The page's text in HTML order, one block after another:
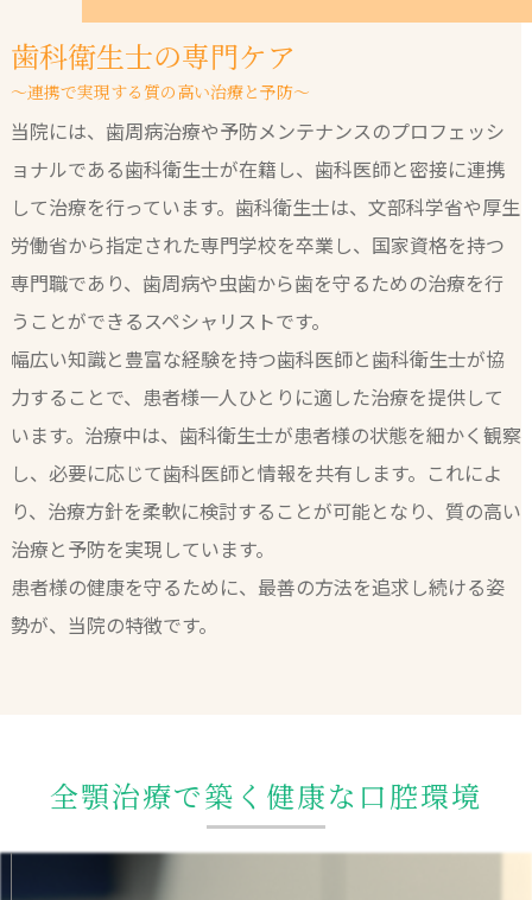
歯科衛生士の専門ケア
～連携で実現する質の高い治療と予防～
当院には、歯周病治療や予防メンテナンスのプロフェッシ
ョナルである歯科衛生士が在籍し、歯科医師と密接に連携
して治療を行っています。歯科衛生士は、文部科学省や厚生
労働省から指定された専門学校を卒業し、国家資格を持つ
専門職であり、歯周病や虫歯から歯を守るための治療を行
うことができるスペシャリストです。
幅広い知識と豊富な経験を持つ歯科医師と歯科衛生士が協
力することで、患者様一人ひとりに適した治療を提供して
います。治療中は、歯科衛生士が患者様の状態を細かく観察
し、必要に応じて歯科医師と情報を共有します。これによ
り、治療方針を柔軟に検討することが可能となり、質の高い
治療と予防を実現しています。
患者様の健康を守るために、最善の方法を追求し続ける姿
勢が、当院の特徴です。
全顎治療で築く健康な口腔環境